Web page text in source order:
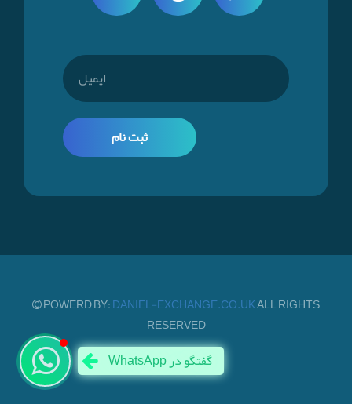
ثبت نام
POWERD BY:DANIEL-EXCHANGE.CO.UKALL RIGHTS
RESERVED
نحوه انتقال پول
WhatsApp گفتگو در